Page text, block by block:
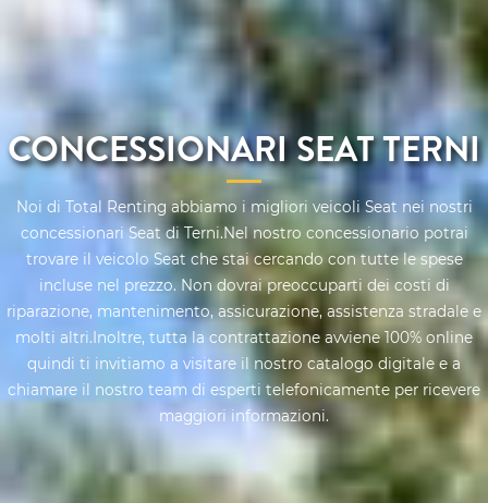
CONCESSIONARI SEAT TERNI
Noi di Total Renting abbiamo i migliori veicoli Seat nei nostri
concessionari Seat di Terni.Nel nostro concessionario potrai
trovare il veicolo Seat che stai cercando con tutte le spese
incluse nel prezzo. Non dovrai preoccuparti dei costi di
riparazione, mantenimento, assicurazione, assistenza stradale e
molti altri.Inoltre, tutta la contrattazione avviene 100% online
quindi ti invitiamo a visitare il nostro catalogo digitale e a
chiamare il nostro team di esperti telefonicamente per ricevere
maggiori informazioni.